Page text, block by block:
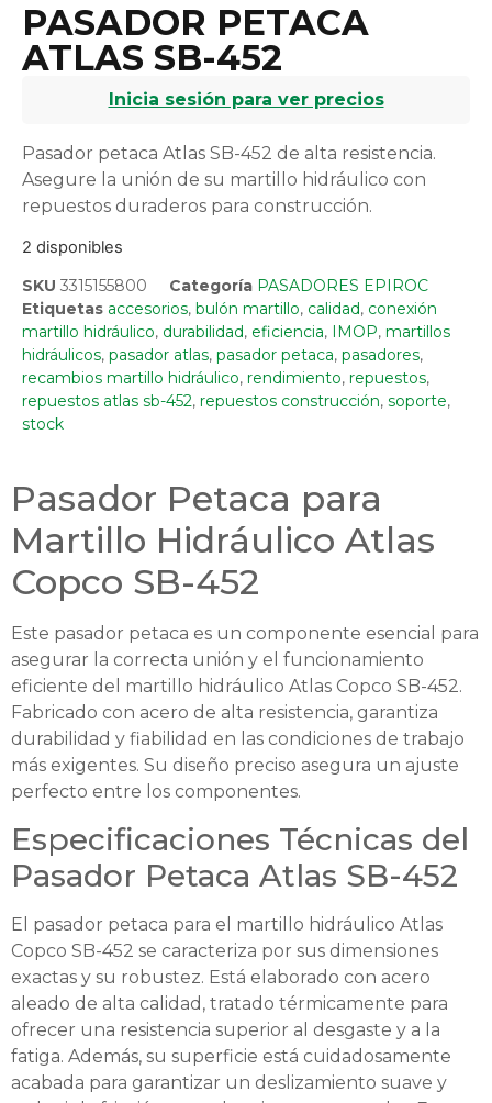
PASADOR PETACA
ATLAS SB-452
Inicia sesión para ver precios
Pasador petaca Atlas SB-452 de alta resistencia.
Asegure la unión de su martillo hidráulico con
repuestos duraderos para construcción.
2 disponibles
SKU 3315155800 Categoría PASADORES EPIROC
Etiquetas accesorios, bulón martillo, calidad, conexión
martillo hidráulico, durabilidad, eficiencia, IMOP, martillos
hidráulicos, pasador atlas, pasador petaca, pasadores,
recambios martillo hidráulico, rendimiento, repuestos,
repuestos atlas sb-452, repuestos construcción, soporte,
stock
Pasador Petaca para
Martillo Hidráulico Atlas
Copco SB-452
Este pasador petaca es un componente esencial para
asegurar la correcta unión y el funcionamiento
eficiente del martillo hidráulico Atlas Copco SB-452.
Fabricado con acero de alta resistencia, garantiza
durabilidad y fiabilidad en las condiciones de trabajo
más exigentes. Su diseño preciso asegura un ajuste
perfecto entre los componentes.
Especificaciones Técnicas del
Pasador Petaca Atlas SB-452
El pasador petaca para el martillo hidráulico Atlas
Copco SB-452 se caracteriza por sus dimensiones
exactas y su robustez. Está elaborado con acero
aleado de alta calidad, tratado térmicamente para
ofrecer una resistencia superior al desgaste y a la
fatiga. Además, su superficie está cuidadosamente
acabada para garantizar un deslizamiento suave y